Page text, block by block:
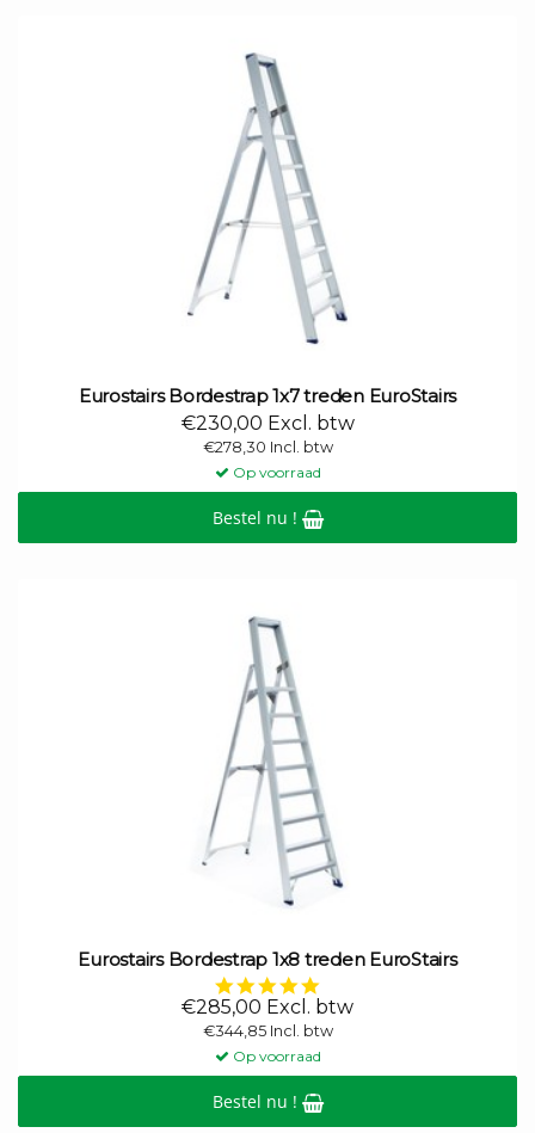
Eurostairs Bordestrap 1x7 treden EuroStairs
€230,00 Excl. btw
€278,30 Incl. btw
Op voorraad
Bestel nu !
Eurostairs Bordestrap 1x8 treden EuroStairs
star
rating
€285,00 Excl. btw
€344,85 Incl. btw
Op voorraad
Bestel nu !